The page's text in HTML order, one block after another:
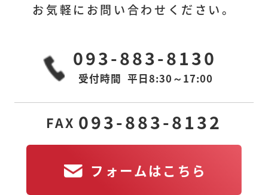
福岡県北九州市八幡
西区熊手
1丁目3番6号MGビル
山口県下関市宝町1-6
アーバン25 605室
〒105-0011
東京都港区芝公園2丁
アルティス芝公園
〒808-0109
福岡県北九州市若松
お気軽にお問い合わせください。
093-883-8130
受付時間 平日8:30～17:00
FAX 093-883-8132
フォームはこちら